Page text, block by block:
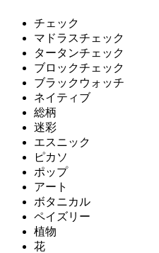
チェック
マドラスチェック
タータンチェック
ブロックチェック
ブラックウォッチ
ネイティブ
総柄
迷彩
エスニック
ピカソ
ポップ
アート
ボタニカル
ペイズリー
植物
花